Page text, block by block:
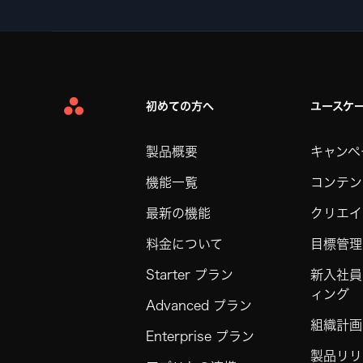
Asana
初めての方へ
製品概要
機能一覧
最新の機能
料金について
Starter プラン
Advanced プラン
Enterprise プラン
ユースケ
キャン
コンテ
クリエ
目標管理
新入社
ィング
組織計画
製品リ